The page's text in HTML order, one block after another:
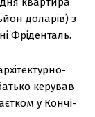
доларів) з
Фріденталь.
керував
у Кончі-